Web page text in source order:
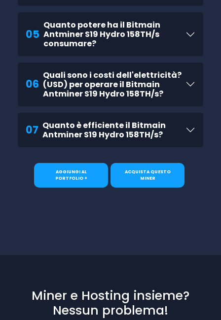
05
Quanto potere ha il Bitmain
Antminer S19 Hydro 158TH/s
consumare?
06
Quali sono i costi dell'elettricità?
(USD) per operare il Bitmain
Antminer S19 Hydro 158TH/s?
07 Quanto è efficiente il Bitmain
Antminer S19 Hydro 158TH/s?
AGGIUNGI AL
PORTFOLIO +
ACQUISTA QUESTO
MINER
Miner e Hosting insieme?
Nessun problema!